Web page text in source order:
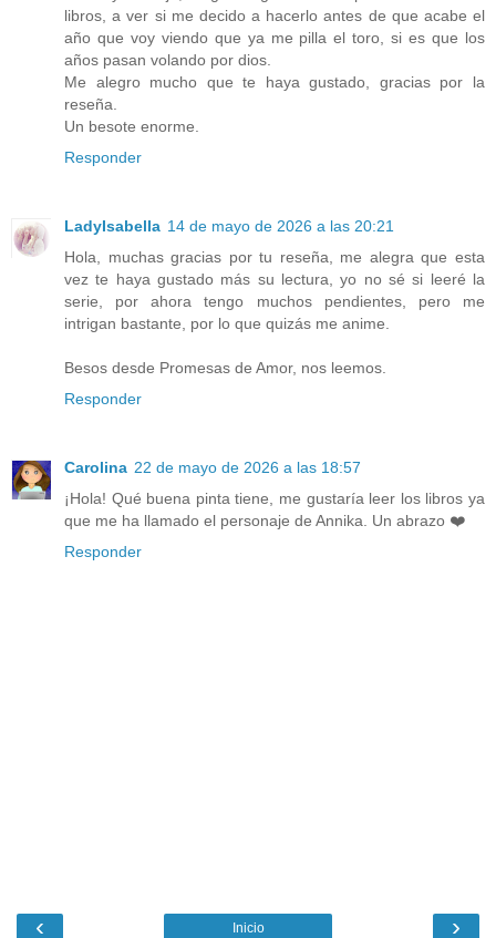
libros, a ver si me decido a hacerlo antes de que acabe el
año que voy viendo que ya me pilla el toro, si es que los
años pasan volando por dios.
Me alegro mucho que te haya gustado, gracias por la
reseña.
Un besote enorme.
Responder
LadyIsabella 14 de mayo de 2026 a las 20:21
Hola, muchas gracias por tu reseña, me alegra que esta
vez te haya gustado más su lectura, yo no sé si leeré la
serie, por ahora tengo muchos pendientes, pero me
intrigan bastante, por lo que quizás me anime.
Besos desde Promesas de Amor, nos leemos.
Responder
Carolina 22 de mayo de 2026 a las 18:57
¡Hola! Qué buena pinta tiene, me gustaría leer los libros ya
que me ha llamado el personaje de Annika. Un abrazo ❤️
Responder
‹ ›
Inicio